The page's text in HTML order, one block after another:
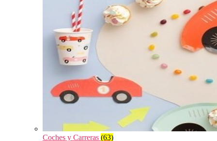
Coches y Carreras (63)